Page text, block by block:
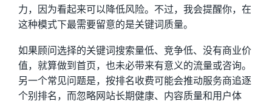
力，因为看起来可以降低风险。不过，我会提醒你，在
这种模式下最需要留意的是关键词质量。
如果顾问选择的关键词搜索量低、竞争低、没有商业价
值，就算做到首页，也未必带来有意义的流量或咨询。
另一个常见问题是，按排名收费可能会推动服务商追逐
个别排名，而忽略网站长期健康、内容质量和用户体